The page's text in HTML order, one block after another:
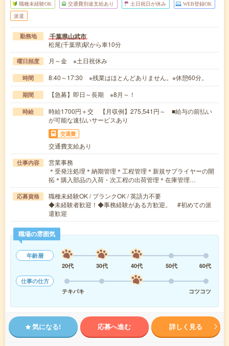
職種未経験OK 交通費別途支給あり 土日祝日が休み WEB登録OK
派遣
勤務地 千葉県山武市
松尾(千葉県)駅から車10分
曜日頻度 月～金 ※土日祝休み
時間 8:40～17:30 ※残業はほとんどありません。※休憩60分。
期間 【急募】即日～長期 ※8月～！
時給
時給1700円＋交 【月収例】275,541円～ ■給与の前払い
が可能な速払いサービスあり
交通費
交通費支給あり
仕事内容
営業事務
＊受発注処理＊納期管理＊工程管理＊新規サプライヤーの開
拓＊購入部品の入荷・次工程の出荷管理＊在庫管理…
応募資格
職種未経験OK / ブランクOK / 英語力不要
◆未経験者歓迎！◆事務経験がある方歓迎。 #初めての派
遣歓迎
職場の雰囲気
年齢層
20代
30代 40代 50代
60代
仕事の仕方
テキパキ
コツコツ
気になる! 応募へ進む 詳しく見る